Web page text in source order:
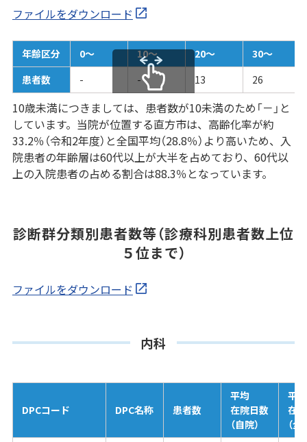
ファイルをダウンロード
年齢区分 0～ 10～ 20～
30～
患者数
- - 13 26
10歳未満につきましては、患者数が10未満のため「－」と
しています。当院が位置する直方市は、高齢化率が約
33.2％（令和2年度）と全国平均（28.8％）より高いため、入
院患者の年齢層は60代以上が大半を占めており、60代以
上の入院患者の占める割合は88.3％となっています。
診断群分類別患者数等（診療科別患者数上位
５位まで）
ファイルをダウンロード
内科
DPCコード DPC名称 患者数
平均
在院日数
（自院）
平均
在
（全